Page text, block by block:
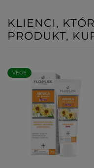
KLIENCI,
PRODUKT,
VEGE